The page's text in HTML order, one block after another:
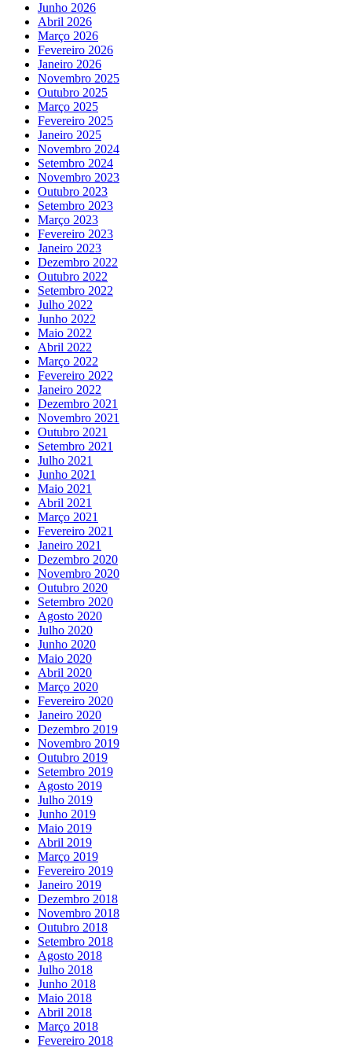
Junho 2026
Abril 2026
Março 2026
Fevereiro 2026
Janeiro 2026
Novembro 2025
Outubro 2025
Março 2025
Fevereiro 2025
Janeiro 2025
Novembro 2024
Setembro 2024
Novembro 2023
Outubro 2023
Setembro 2023
Março 2023
Fevereiro 2023
Janeiro 2023
Dezembro 2022
Outubro 2022
Setembro 2022
Julho 2022
Junho 2022
Maio 2022
Abril 2022
Março 2022
Fevereiro 2022
Janeiro 2022
Dezembro 2021
Novembro 2021
Outubro 2021
Setembro 2021
Julho 2021
Junho 2021
Maio 2021
Abril 2021
Março 2021
Fevereiro 2021
Janeiro 2021
Dezembro 2020
Novembro 2020
Outubro 2020
Setembro 2020
Agosto 2020
Julho 2020
Junho 2020
Maio 2020
Abril 2020
Março 2020
Fevereiro 2020
Janeiro 2020
Dezembro 2019
Novembro 2019
Outubro 2019
Setembro 2019
Agosto 2019
Julho 2019
Junho 2019
Maio 2019
Abril 2019
Março 2019
Fevereiro 2019
Janeiro 2019
Dezembro 2018
Novembro 2018
Outubro 2018
Setembro 2018
Agosto 2018
Julho 2018
Junho 2018
Maio 2018
Abril 2018
Março 2018
Fevereiro 2018